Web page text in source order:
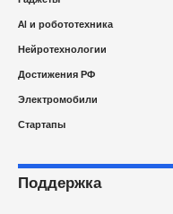
AI и робототехника
Нейротехнологии
Достижения РФ
Электромобили
Стартапы
Поддержка